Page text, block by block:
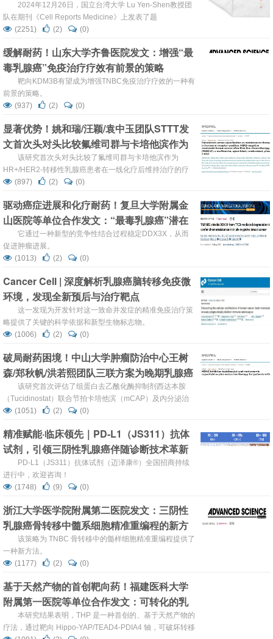
2024年12月26日，国立台湾大学 Lu Yen-Shen教授团
队在期刊《Cell Reports Medicine》上发表了题
为“Adipocyte-derived ferroptotic signaling mitigates
ER+/HER2-MBC患者，将HT与抗PD1抗体结合是一种很有
前景的治疗策略。 ...
(2251) (2) (0)
缓解耐药！山东大学齐鲁医院发文：增强“最
毒乳腺癌”免疫治疗疗效有前景的策略
靶向KDM3B有望成为增强TNBC免疫治疗疗效的一种有
前景的策略。
(937)
(2) (0)
显著优势！姚和瑞/汪颖/袁中玉团队STTT发
文首次头对头比较氟维司群与卡培他滨作为
HR+/HER2-转移性乳腺癌患者的疗效
该研究首次头对头比较了氟维司群与卡培他滨作为
HR+/HER2-转移性乳腺癌患者在一线化疗后维持治疗的疗
效与安全性，结果显示氟维司群在无进展生存期方面具有显
(897) (2) (0)
驱动癌症进展和化疗耐药！复旦大学附属金
山医院等单位合作发文：“最毒乳腺癌”潜在
治疗策略
它通过一种新型的竞争性结合过程稳定DDX3X，从而
促进肿瘤进展。
(1013)
(2) (0)
Cancer Cell | 深度解析乳腺癌脑转移免疫微
环境，发现全新预后与治疗靶点
这一发现为开发针对这一致命并发症的精准免疫治疗策
略提供了关键的科学依据和新型生物标志物。
(1006)
(2) (0)
破局耐药困境！中山大学肿瘤防治中心王树
森/郑秋帆/洪若熙团队三联方案为晚期乳腺癌
患者带来新希望
该研究首次评估了组蛋白去乙酰化酶抑制剂西达本胺
（Tucidinostat）联合节拍卡培他滨（mCAP）及内分泌治
疗（ET）在这一难治人群中的疗效与安全性，并探索了循环
(1051) (2) (0)
精准赋能·临床领先｜PD-L1（JS311）抗体
试剂，引领三阴性乳腺癌伴随诊断技术革新
PD-L1（JS311）抗体试剂（迈泽康®）全国招商持续
进行中，欢迎咨询！
(1748)
(9) (0)
浙江大学医学院附属第二医院发文：三阴性
乳腺癌骨转移中髓系细胞精准重编程的新方
该策略为 TNBC 骨转移中的髓样细胞精准重编程提供了
一种新方法。
(1177)
(2) (0)
基于天然产物的首创靶向药！福建医科大学
附属第一医院等单位合作发文：可转化的乳
腺癌治疗策略
本研究结果表明，THP 是一种首创的、基于天然产物的
疗法，通过靶向 Hippo-YAP/TEAD4-PDIA4 轴，可破坏转移